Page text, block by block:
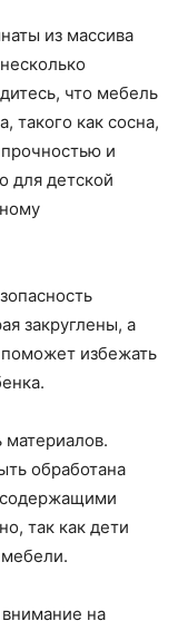
из массива
что мебель
такого как сосна,
и
для детской
закруглены, а
избежать
материалов.
обработана
так как дети
на